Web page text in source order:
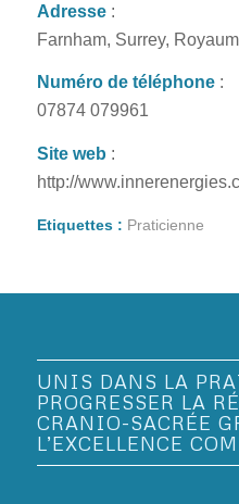
Adresse :
Farnham, Surrey,
Numéro de téléphone :
07874 079961
Site web :
http://
Etiquettes : Praticienne
UNIS DANS LA
PROGRESSER LA
CRANIO-SACRÉE
L’EXCELLENCE